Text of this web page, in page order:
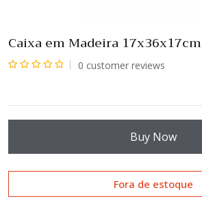
Caixa em Madeira 17x36x17cm
0 customer reviews
Buy Now
Fora de estoque